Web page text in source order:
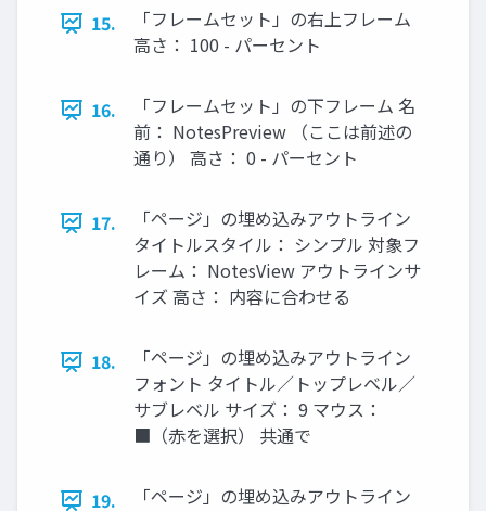
15.
「フレームセット」の右上フレーム
高さ： 100 - パーセント
16.
「フレームセット」の下フレーム 名
前： NotesPreview （ここは前述の
通り） 高さ： 0 - パーセント
17.
「ページ」の埋め込みアウトライン
タイトルスタイル： シンプル 対象フ
レーム： NotesView アウトラインサ
イズ 高さ： 内容に合わせる
18.
「ページ」の埋め込みアウトライン
フォント タイトル／トップレベル／
サブレベル サイズ： 9 マウス：
■（赤を選択） 共通で
19.
「ページ」の埋め込みアウトライン